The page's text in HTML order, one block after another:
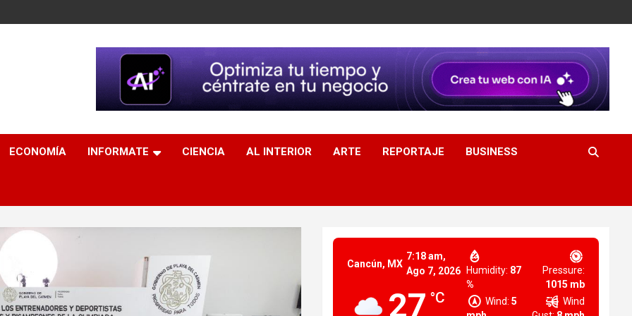
ECONOMÍA INFORMATE CIENCIA AL INTERIOR ARTE REPORTAJE BUSINESS
Cancún, MX
7:18 am,
Ago 7, 2026
27 °C
Humidity: 87
%
Pressure:
1015 mb
Wind: 5
Wind